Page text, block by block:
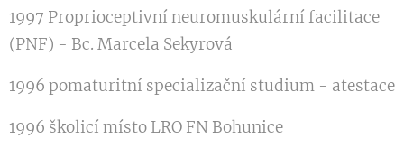
1997 Proprioceptivní neuromuskulární facilitace
(PNF) - Bc. Marcela Sekyrová
1996 pomaturitní specializační studium - atestace
1996 školicí místo LRO FN Bohunice